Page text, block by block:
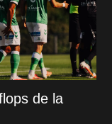
de la